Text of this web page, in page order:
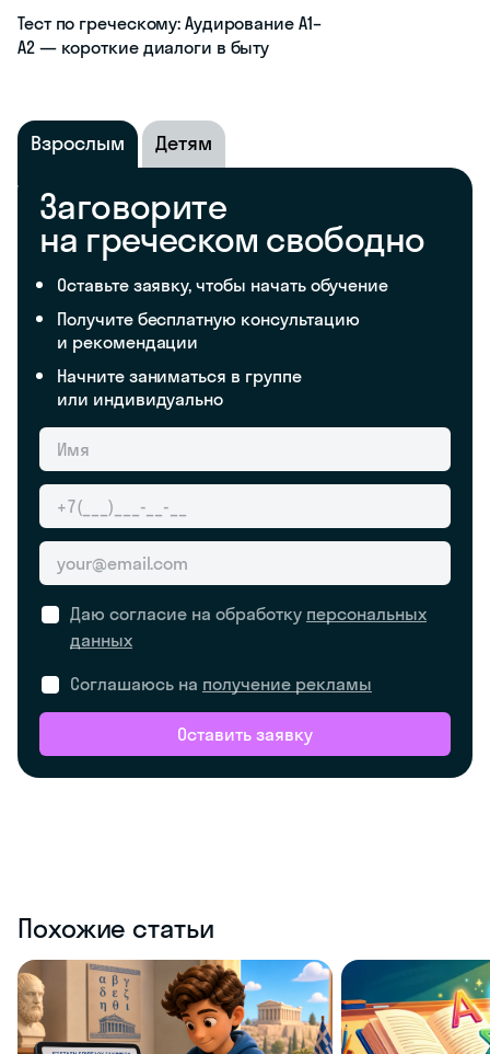
Тест по греческому: Аудирование A1–
A2 — короткие диалоги в быту
Взрослым Детям
Заговорите
на греческом свободно
Оставьте заявку, чтобы начать обучение
Получите бесплатную консультацию
и рекомендации
Начните заниматься в группе
или индивидуально
Даю согласие на обработку персональных
данных
Соглашаюсь на получение рекламы
Оставить заявку
Похожие статьи